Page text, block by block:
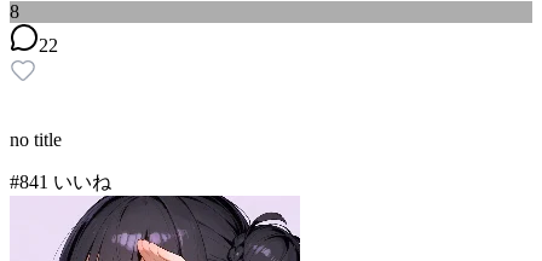
8
22
no title
#841 いいね